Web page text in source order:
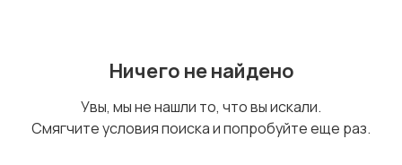
Ничего не найдено
Увы, мы не нашли то, что вы искали.
Смягчите условия поиска и попробуйте еще раз.